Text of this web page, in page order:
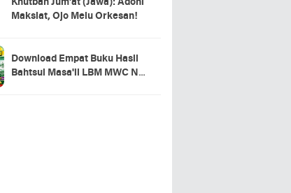
Khutbah Jum'at (Jawa): Adohi
Maksiat, Ojo Melu Orkesan!
Download Empat Buku Hasil
Bahtsul Masa'il LBM MWC NU